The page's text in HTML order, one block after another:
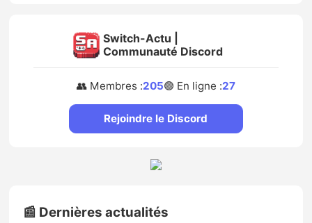
Switch-Actu |
Communauté Discord
👥 Membres :205🟢 En ligne :27
Rejoindre le Discord
📰 Dernières actualités